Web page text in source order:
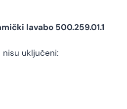
lavabo 500.259.01.1
uključeni: